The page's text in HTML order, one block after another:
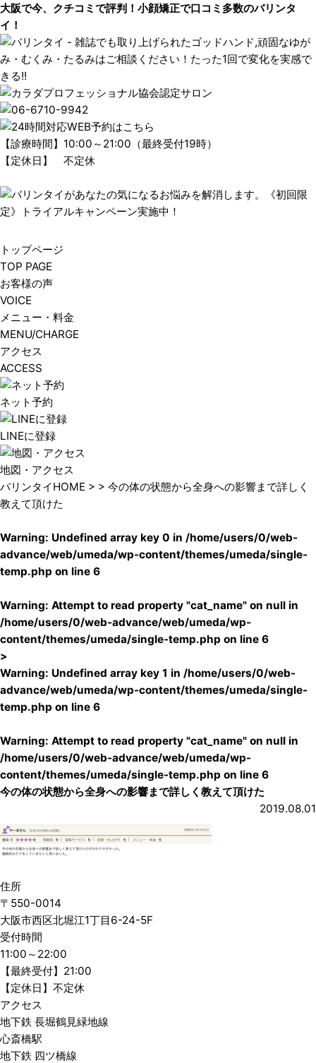
大阪で今、クチコミで評判！小顔矯正で口コミ多数のバリンタ
イ！
【診療時間】10:00～21:00（最終受付19時）
【定休日】 不定休
トップページ
TOP PAGE
お客様の声
VOICE
メニュー・料金
MENU/CHARGE
アクセス
ACCESS
ネット予約
LINEに登録
地図・アクセス
バリンタイHOME > > 今の体の状態から全身への影響まで詳しく
教えて頂けた
Warning: Undefined array key 0 in /home/users/0/web-
advance/web/umeda/wp-content/themes/umeda/single-
temp.php on line 6
Warning: Attempt to read property "cat_name" on null in
/home/users/0/web-advance/web/umeda/wp-
content/themes/umeda/single-temp.php on line 6
>
Warning: Undefined array key 1 in /home/users/0/web-
advance/web/umeda/wp-content/themes/umeda/single-
temp.php on line 6
Warning: Attempt to read property "cat_name" on null in
/home/users/0/web-advance/web/umeda/wp-
content/themes/umeda/single-temp.php on line 6
今の体の状態から全身への影響まで詳しく教えて頂けた
2019.08.01
住所
〒550-0014
大阪市西区北堀江1丁目6-24-5F
受付時間
11:00～22:00
【最終受付】21:00
【定休日】不定休
アクセス
地下鉄 長堀鶴見緑地線
心斎橋駅
地下鉄 四ツ橋線